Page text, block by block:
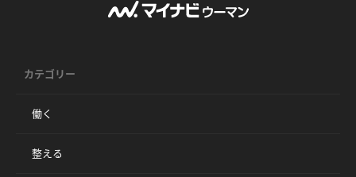
カテゴリー
働く
整える